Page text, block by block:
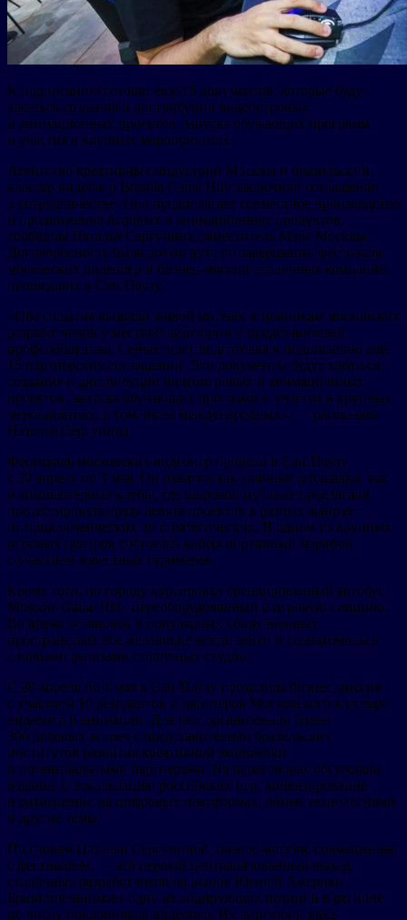
К подписанию готовят еще 15 документов, которые будут
касаться создания и дистрибуции видеоигровых
и анимационных проектов, запуска обучающих программ
и участия в крупных мероприятиях.
Агентство креативных индустрий Москвы и бразильский
кластер видеоигр Brasilia Game Hub заключили соглашение
о сотрудничестве. Оно предполагает совместное производство
и продвижение игровых и анимационных продуктов,
сообщила Наталья Сергунина, заместитель Мэра Москвы.
Договоренность была достигнута по завершении фестиваля
московских видеоигр и бизнес-миссии столичных компаний,
прошедших в Сан-Паулу.
«Оба события вызвали живой интерес к новинкам московских
разработчиков у местной аудитории и представителей
профсообщества. Сейчас идет подготовка к подписанию еще
15 партнерских соглашений. Эти документы будут касаться
создания и дистрибуции видеоигровых и анимационных
проектов, запуска обучающих программ и участия в крупных
мероприятиях, в том числе международных», — рассказала
Наталья Сергунина.
Фестиваль московских видеоигр провели в Сан-Паулу
с 30 апреля по 3 мая. Он охватил как уличные площадки, так
и компьютерные клубы, где широкой публике предлагали
протестировать сразу девять проектов в разных жанрах —
от приключенческих до стратегических. В одном из крупных
игровых центров состоялся киберспортивный марафон
с участием известных стримеров.
Кроме того, по городу курсировал брендированный автобус
Moscow Game Hub, переоборудованный в игровую станцию.
Во время остановок в популярных общественных
пространствах все желающие могли зайти и познакомиться
с новыми релизами столичных студий.
С 28 апреля по 1 мая в Сан-Паулу проходила бизнес-миссия
с участием 10 резидентов и партнеров Московского кластера
видеоигр и анимации. Для них организовали более
300 деловых встреч с представителями бразильских
институтов развития креативной экономики
и потенциальными партнерами. На переговорах обсуждали
издание и локализацию российских игр, лицензирование
и размещение на цифровых платформах, обмен технологиями
и другие темы.
По словам Натальи Сергуниной, бизнес-миссия, совмещенная
с фестивалем, — это первый централизованный выход
столичных разработчиков на рынок Южной Америки.
Бразилия занимает одну из лидирующих позиций в регионе
по числу поклонников видеоигр. Их аудитория здесь